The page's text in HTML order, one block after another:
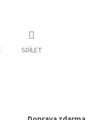
SDÍLET